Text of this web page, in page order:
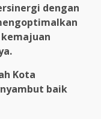
dengan
Kota
baik